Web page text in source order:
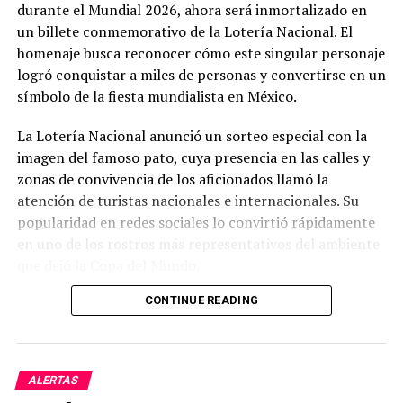
durante el Mundial 2026, ahora será inmortalizado en
un billete conmemorativo de la Lotería Nacional. El
homenaje busca reconocer cómo este singular personaje
logró conquistar a miles de personas y convertirse en un
símbolo de la fiesta mundialista en México.
La Lotería Nacional anunció un sorteo especial con la
imagen del famoso pato, cuya presencia en las calles y
zonas de convivencia de los aficionados llamó la
atención de turistas nacionales e internacionales. Su
popularidad en redes sociales lo convirtió rápidamente
en uno de los rostros más representativos del ambiente
El sorteo repartirá un premio mayor de millones de
Con este billete conmemorativo, las autoridades buscan
celebrar uno de los fenómenos más inesperados y
entrañables que dejó el torneo, demostrando cómo un
CONTINUE READING
ALERTAS